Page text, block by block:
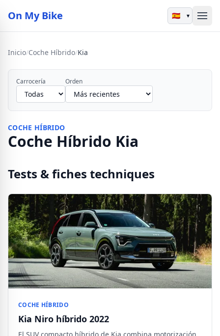
On My Bike ▾
Inicio/Coche Híbrido/Kia
Carrocería Orden
COCHE HÍBRIDO
Coche Híbrido Kia
Tests & fiches techniques
COCHE HÍBRIDO
Kia Niro híbrido 2022